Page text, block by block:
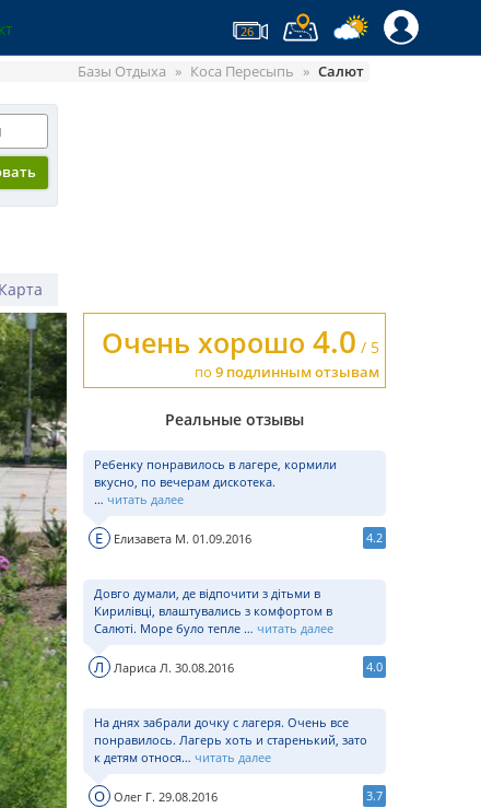
26
Базы Отдыха Коса Пересыпь Салют
Карта
Очень хорошо 4.0 / 5
по 9 подлинным отзывам
Реальные отзывы
Ребенку понравилось в лагере, кормили
вкусно, по вечерам дискотека.
… читать далее
4.2
Е Елизавета М. 01.09.2016
Довго думали, де відпочити з дітьми в
Кирилівці, влаштувались з комфортом в
Салюті. Море було тепле … читать далее
4.0
Л Лариса Л. 30.08.2016
На днях забрали дочку с лагеря. Очень все
понравилось. Лагерь хоть и старенький, зато
к детям относя… читать далее
3.7
О Олег Г. 29.08.2016